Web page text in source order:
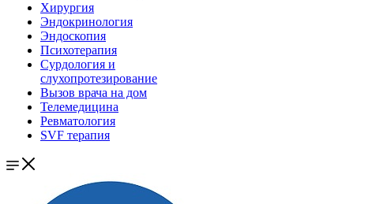
Хирургия
Эндокринология
Эндоскопия
Психотерапия
Сурдология и
слухопротезирование
Вызов врача на дом
Телемедицина
Ревматология
SVF терапия